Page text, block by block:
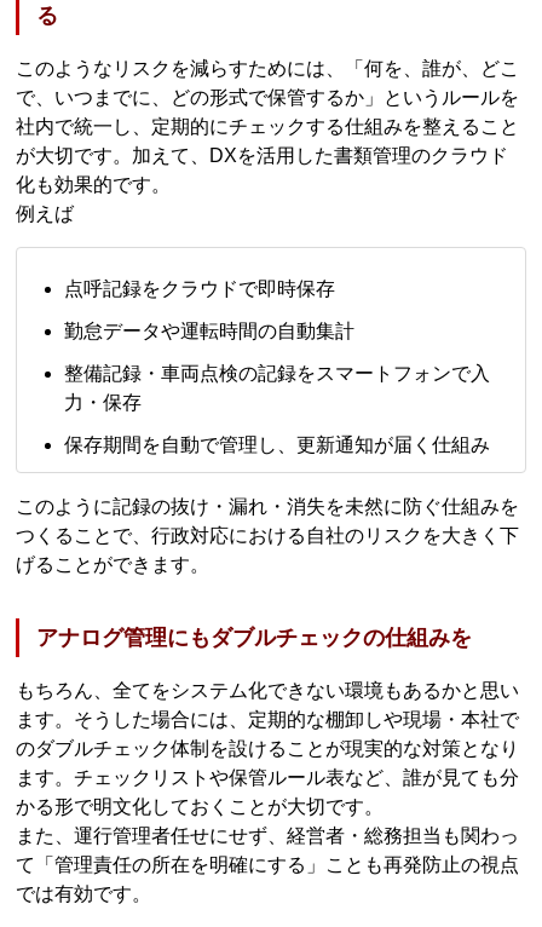
る
このようなリスクを減らすためには、「何を、誰が、どこ
で、いつまでに、どの形式で保管するか」というルールを
社内で統一し、定期的にチェックする仕組みを整えること
が大切です。加えて、DXを活用した書類管理のクラウド
化も効果的です。
例えば
点呼記録をクラウドで即時保存
勤怠データや運転時間の自動集計
整備記録・車両点検の記録をスマートフォンで入
力・保存
保存期間を自動で管理し、更新通知が届く仕組み
このように記録の抜け・漏れ・消失を未然に防ぐ仕組みを
つくることで、行政対応における自社のリスクを大きく下
げることができます。
アナログ管理にもダブルチェックの仕組みを
もちろん、全てをシステム化できない環境もあるかと思い
ます。そうした場合には、定期的な棚卸しや現場・本社で
のダブルチェック体制を設けることが現実的な対策となり
ます。チェックリストや保管ルール表など、誰が見ても分
かる形で明文化しておくことが大切です。
また、運行管理者任せにせず、経営者・総務担当も関わっ
て「管理責任の所在を明確にする」ことも再発防止の視点
では有効です。